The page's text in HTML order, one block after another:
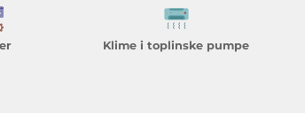
Klime i toplinske pumpe